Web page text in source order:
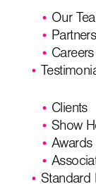
Our
Partners
Careers
Clients
Show
Awards
Standard